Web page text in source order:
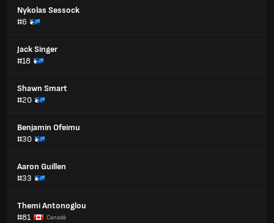
Nykolas Sessock
#6
Jack Singer
#18
Shawn Smart
#20
Benjamin Ofeimu
#30
Aaron Guillen
#33
Themi Antonoglou
#81
Canadá